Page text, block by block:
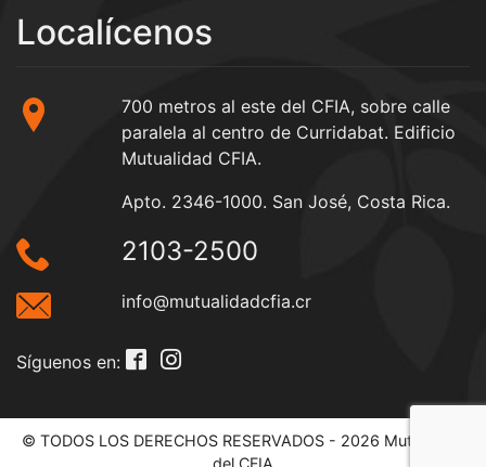
Localícenos
700 metros al este del CFIA, sobre calle
paralela al centro de Curridabat. Edificio
Mutualidad CFIA.
Apto. 2346-1000. San José, Costa Rica.
2103-2500
info@mutualidadcfia.cr
Síguenos en:
© TODOS LOS DERECHOS RESERVADOS - 2026 Mutualidad
del CFIA